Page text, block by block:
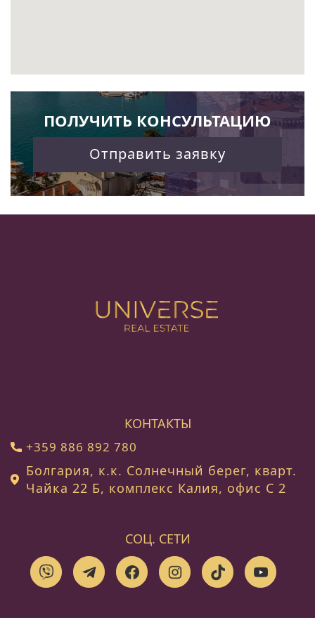
ПОЛУЧИТЬ КОНСУЛЬТАЦИЮ
Отправить заявку
КОНТАКТЫ
+359 886 892 780
Болгария, к.к. Солнечный берег, кварт.
Чайка 22 Б, комплекс Калия, офис C 2
СОЦ. СЕТИ